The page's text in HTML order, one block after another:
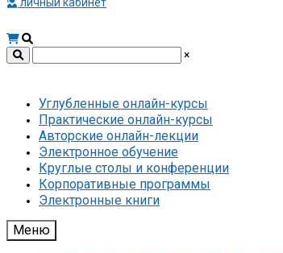
×
Углубленные онлайн-курсы
Практические онлайн-курсы
Авторские онлайн-лекции
Электронное обучение
Круглые столы и конференции
Корпоративные программы
Электронные книги
Меню